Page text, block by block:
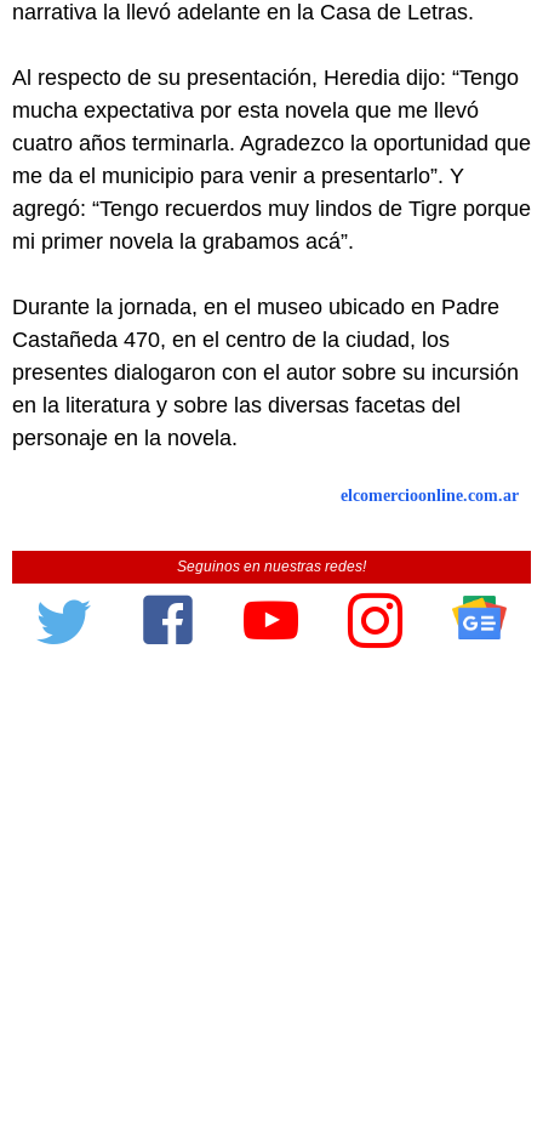
narrativa la llevó adelante en la Casa de Letras.
Al respecto de su presentación, Heredia dijo: “Tengo
mucha expectativa por esta novela que me llevó
cuatro años terminarla. Agradezco la oportunidad que
me da el municipio para venir a presentarlo”. Y
agregó: “Tengo recuerdos muy lindos de Tigre porque
mi primer novela la grabamos acá”.
Durante la jornada, en el museo ubicado en Padre
Castañeda 470, en el centro de la ciudad, los
presentes dialogaron con el autor sobre su incursión
en la literatura y sobre las diversas facetas del
personaje en la novela.
elcomercioonline.com.ar
Seguinos en nuestras redes!